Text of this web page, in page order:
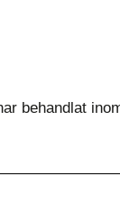
behandlat